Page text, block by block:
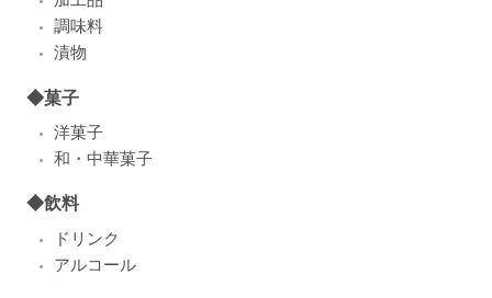
調味料
漬物
◆菓子
洋菓子
和・中華菓子
◆飲料
ドリンク
アルコール